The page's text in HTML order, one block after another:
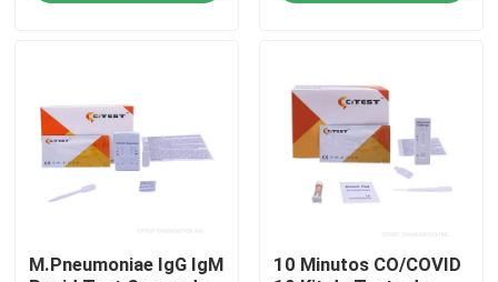
Excursão da fábrica
Controle da qualidade
M.Pneumoniae IgG IgM
10 Minutos CO/COVID